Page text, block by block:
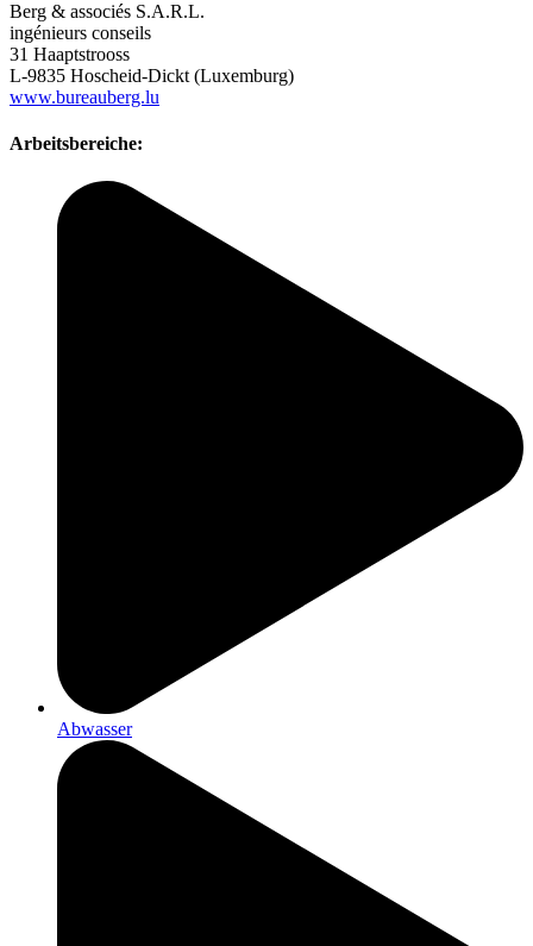
Berg & associés S.A.R.L.
ingénieurs conseils
31 Haaptstrooss
L-9835 Hoscheid-Dickt (Luxemburg)
www.bureauberg.lu
Arbeitsbereiche:
Abwasser